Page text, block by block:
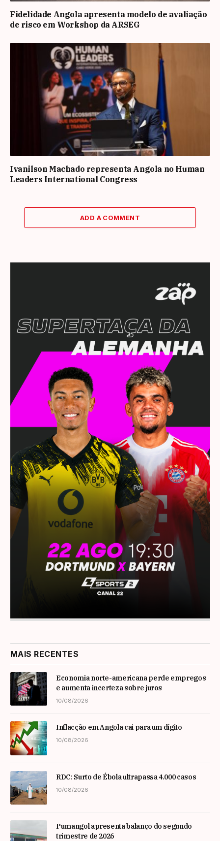
Fidelidade Angola apresenta modelo de avaliação
de risco em Workshop da ARSEG
Ivanilson Machado representa Angola no Human
Leaders International Congress
ADD A COMMENT
MAIS RECENTES
Economia norte-americana perde empregos
e aumenta incerteza sobre juros
10/08/2026
Inflacção em Angola cai para um dígito
10/08/2026
RDC: Surto de Ébola ultrapassa 4.000 casos
10/08/2026
Pumangol apresenta balanço do segundo
trimestre de 2026